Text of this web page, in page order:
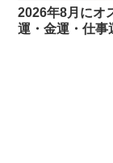
2026年8月にオ
運・金運・仕事